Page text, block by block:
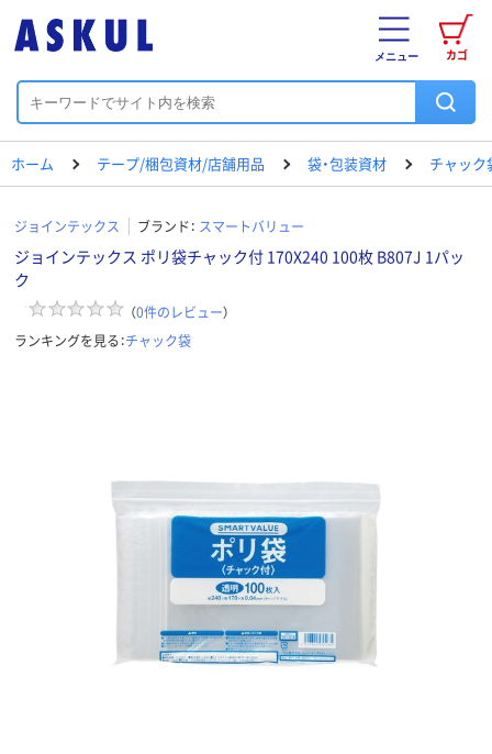
カゴ
メニュー
ホーム テープ/梱包資材/店舗用品 袋・包装資材 チャック
ジョインテックス ブランド： スマートバリュー
ジョインテックス ポリ袋チャック付 170X240 100枚 B807J 1パッ
ク
（0件のレビュー）
ランキングを見る：チャック袋